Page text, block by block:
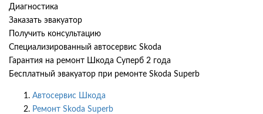
Диагностика
Заказать эвакуатор
Получить консультацию
Специализированный автосервис Skoda
Гарантия на ремонт Шкода Суперб 2 года
Бесплатный эвакуатор при ремонте Skoda Superb
Автосервис Шкода
Ремонт Skoda Superb